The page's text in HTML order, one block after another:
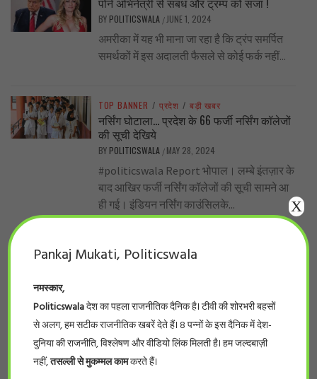
BY POLITICSWALA / JUNE 1, 2024
अमरीका में यह भी माना जा रहा है कि ट्रंप समर्पित
समर्थकों में इस अदालती फैसले से कोई फर्क नहीं...
TOP BANNER / प्रदेश / बड़ी खबर
नर्सिंग घोटाला… प्रदेश के 66 फर्जी नर्सिंग कॉलेजों
की सूची देखिये
BY POLITICSWALA / MAY 28, 2024
#politicswala Report भोपाल। लम्बे इंतज़ार के
बाद आखिर फर्जी नर्सिंग कॉलेजों की सूची सामने आ
ही गई। इंडियन नर्सिंग काउंसिलके...
TOP BANNER / प्रदेश / विशेष
BY POLITICSWALA /MAY 27, 2024
हरीश मिश्र (वरिष्ठ पत्रकार ) यह सच है कि
शिवराज सरकार में लाखों-करोड़ों रुपए योजनाओं के
प्रचार-प्रसार, सम्मेलन में फूंक...
Pankaj Mukati, Politicswala
नमस्कार,
Politicswalaदेश का पहला राजनीतिक दैनिक है। टीवी की शोरभरी बहसों
से अलग, हम सटीक राजनीतिक खबरें देते हैं। 8 पन्नों के इस दैनिक में देश-
दुनिया की राजनीति, विश्लेषण और वीडियो लिंक मिलती है। हम जल्दबाज़ी
नहीं,तसल्ली से मुकम्मल कामकरते हैं।
X